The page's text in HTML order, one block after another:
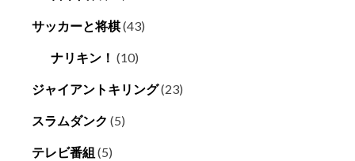
サッカーと将棋(43)
ナリキン！ (10)
ジャイアントキリング(23)
スラムダンク (5)
テレビ番組 (5)